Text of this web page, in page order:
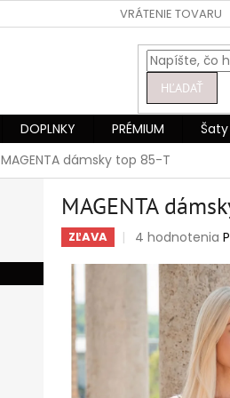
VRÁTENIE TOVARU
HĽADAŤ
DOPLNKY PRÉMIUM Šaty
MAGENTA dámsky top 85-T
MAGENTA
ZĽAVA
Priemerné
produktu
hviezdičiek.
4 hodnotenia